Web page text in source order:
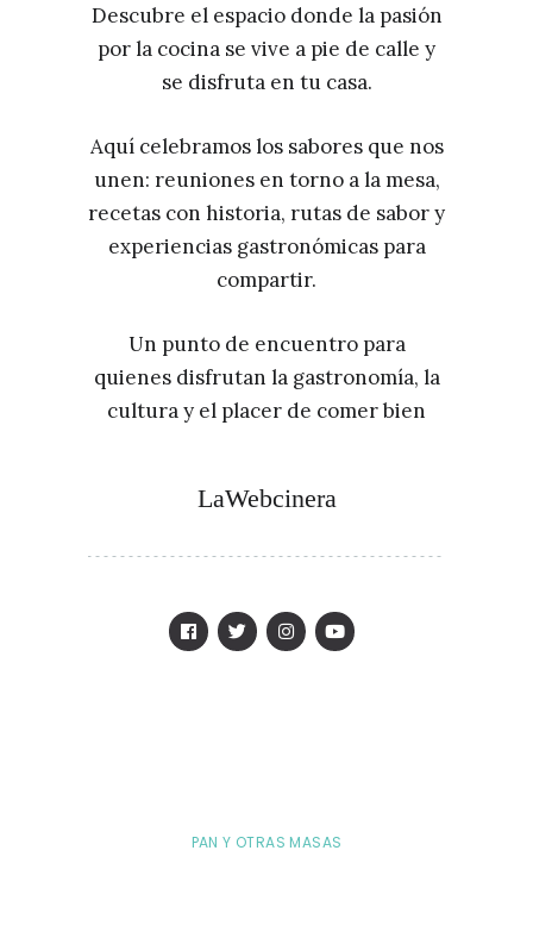
Descubre el espacio donde la pasión
por la cocina se vive a pie de calle y
se disfruta en tu casa.
Aquí celebramos los sabores que nos
unen: reuniones en torno a la mesa,
recetas con historia, rutas de sabor y
experiencias gastronómicas para
compartir.
Un punto de encuentro para
quienes disfrutan la gastronomía, la
cultura y el placer de comer bien
LaWebcinera
PAN Y OTRAS MASAS